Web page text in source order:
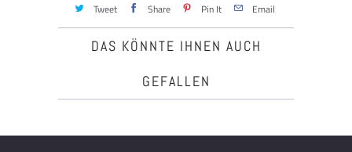
Tweet Share Pin It Email
DAS KÖNNTE IHNEN AUCH
GEFALLEN